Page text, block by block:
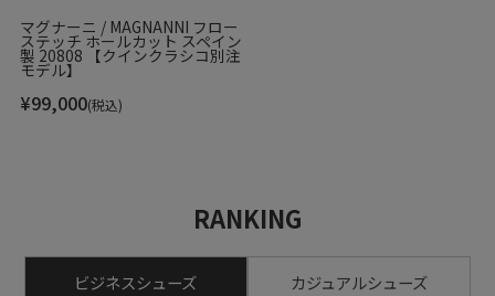
マグナーニ / MAGNANNI フロー
ステッチ ホールカット スペイン
製 20808 【クインクラシコ別注
モデル】
¥99,000(税込)
RANKING
ビジネスシューズ カジュアルシューズ